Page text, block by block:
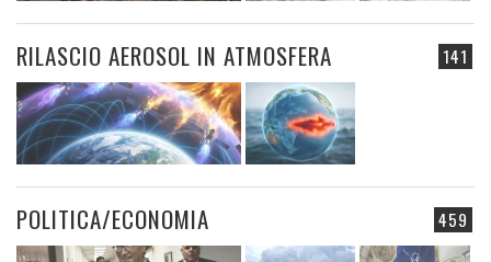
141
RILASCIO AEROSOL IN ATMOSFERA
459
POLITICA/ECONOMIA